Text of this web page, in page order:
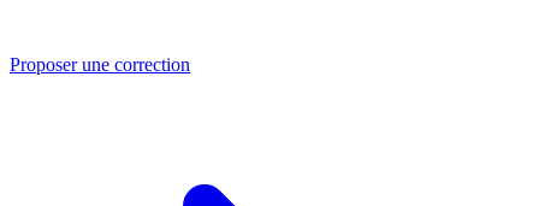
Proposer une correction